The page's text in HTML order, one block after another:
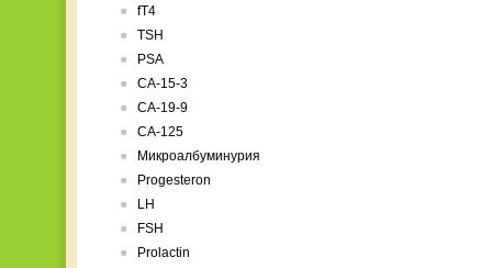
fT4
TSH
PSA
CA-15-3
СА-19-9
СА-125
Микроалбуминурия
Progesteron
LH
FSH
Prolactin